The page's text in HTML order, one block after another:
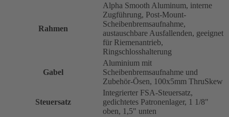
Rahmen
Alpha Smooth Aluminum, interne
Zugführung, Post-Mount-
Scheibenbremsaufnahme,
austauschbare Ausfallenden, geeignet
für Riemenantrieb,
Ringschlosshalterung
Gabel
Aluminium mit
Scheibenbremsaufnahme und
Zubehör-Ösen, 100x5mm ThruSkew
Steuersatz
Integrierter FSA-Steuersatz,
gedichtetes Patronenlager, 1 1/8"
oben, 1,5" unten